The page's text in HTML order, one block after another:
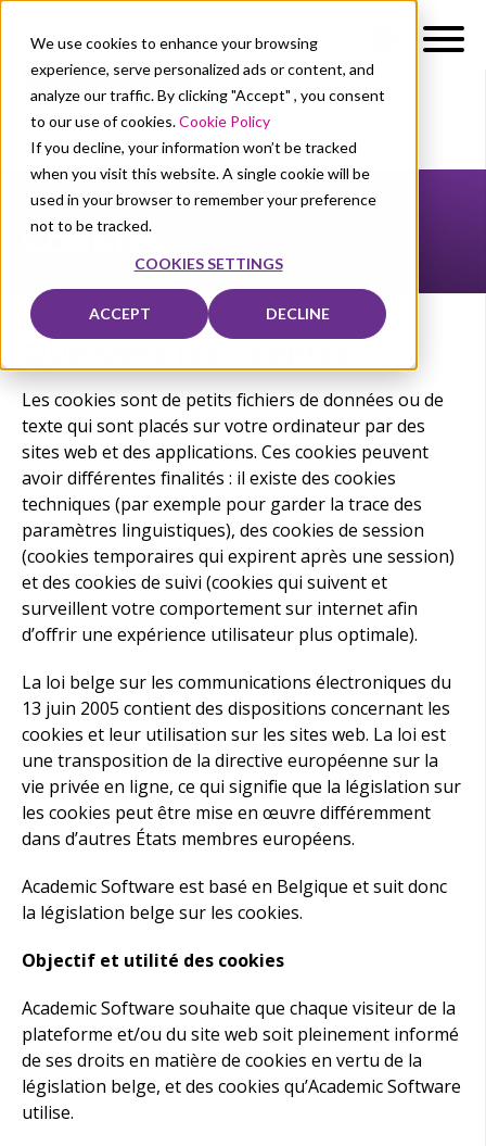
We use cookies to enhance your browsing
experience, serve personalized ads or content, and
analyze our traffic. By clicking "Accept" , you consent
to our use of cookies.Cookie Policy
If you decline, your information won’t be tracked
when you visit this website. A single cookie will be
used in your browser to remember your preference
not to be tracked.
COOKIES SETTINGS
ACCEPT DECLINE
Cookies
Les cookies sont de petits fichiers de données ou de
texte qui sont placés sur votre ordinateur par des
sites web et des applications. Ces cookies peuvent
avoir différentes finalités : il existe des cookies
techniques (par exemple pour garder la trace des
paramètres linguistiques), des cookies de session
(cookies temporaires qui expirent après une session)
et des cookies de suivi (cookies qui suivent et
surveillent votre comportement sur internet afin
d’offrir une expérience utilisateur plus optimale).
La loi belge sur les communications électroniques du
13 juin 2005 contient des dispositions concernant les
cookies et leur utilisation sur les sites web. La loi est
une transposition de la directive européenne sur la
vie privée en ligne, ce qui signifie que la législation sur
les cookies peut être mise en œuvre différemment
dans d’autres États membres européens.
Academic Software est basé en Belgique et suit donc
la législation belge sur les cookies.
Objectif et utilité des cookies
Academic Software souhaite que chaque visiteur de la
plateforme et/ou du site web soit pleinement informé
de ses droits en matière de cookies en vertu de la
législation belge, et des cookies qu’Academic Software
utilise.